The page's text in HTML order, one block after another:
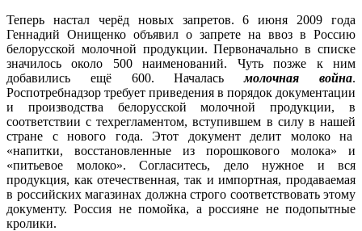
Теперь настал черёд новых запретов. 6 июня 2009 года
Геннадий Онищенко объявил о запрете на ввоз в Россию
белорусской молочной продукции. Первоначально в списке
значилось около 500 наименований. Чуть позже к ним
добавились ещё 600. Началасьмолочная война.
Роспотребнадзор требует приведения в порядок документации
и производства белорусской молочной продукции, в
соответствии с техрегламентом, вступившем в силу в нашей
стране с нового года. Этот документ делит молоко на
«напитки, восстановленные из порошкового молока» и
«питьевое молоко». Согласитесь, дело нужное и вся
продукция, как отечественная, так и импортная, продаваемая
в российских магазинах должна строго соответствовать этому
документу. Россия не помойка, а россияне не подопытные
кролики.